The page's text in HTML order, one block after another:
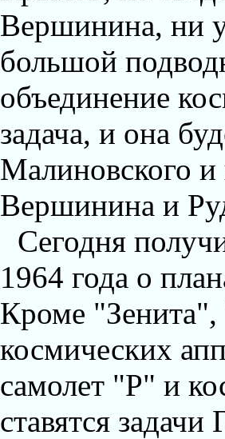
Вершинина, ни
большой
объединение
задача, и она
Малиновского
Вершинина и
Сегодня
1964 года о
Кроме
космических
самолет "Р" и
ставятся